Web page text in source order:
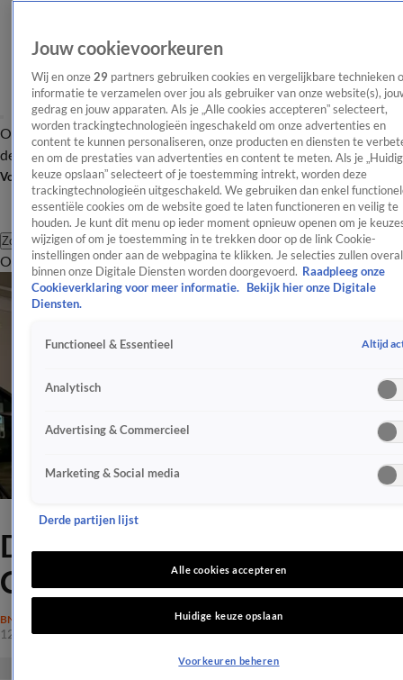
OverzichtAfleveringen Entertainment TV Algemeen
Tip
de redactieNieuwsbrief
Volg Shownieuws
Zoeken
OverzichtEntertainmentSpraakmakendRealityCrimeVideo's
Droom komt uit voor Djamila
Celina
BN'ERS
12 nov 2025, 16:01
Jouw cookievoorkeuren
Wij en onze 29 partners gebruiken cookies en vergelijkbare technieken
informatie te verzamelen over jou als gebruiker van onze website(s),
gedrag en jouw apparaten. Als je „Alle cookies accepteren” selecteert,
worden trackingtechnologieën ingeschakeld om onze advertenties en
content te kunnen personaliseren, onze producten en diensten te
en om de prestaties van advertenties en content te meten. Als je
keuze opslaan” selecteert of je toestemming intrekt, worden deze
trackingtechnologieën uitgeschakeld. We gebruiken dan enkel
essentiële cookies om de website goed te laten functioneren en veilig te
houden. Je kunt dit menu op ieder moment opnieuw openen om je
wijzigen of om je toestemming in te trekken door op de link Cookie-
instellingen onder aan de webpagina te klikken. Je selecties zullen overal
binnen onze Digitale Diensten worden doorgevoerd. Raadpleeg onze
Cookieverklaring voor meer informatie.
Bekijk hier onze Digitale
Diensten.
Functioneel & Essentieel Altijd
Analytisch
Advertising & Commercieel
Marketing & Social media
Derde partijen lijst
Alle cookies accepteren
Huidige keuze opslaan
Voorkeuren beheren